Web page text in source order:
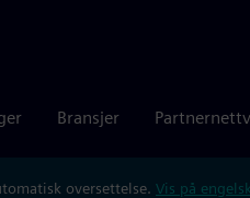
Bransjer
oversettelse. Vis på